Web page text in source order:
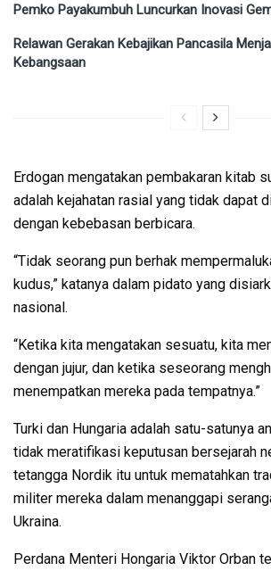
Pemko Payakumbuh Luncurkan Inovasi
Relawan Gerakan Kebajikan Pancasila
Kebangsaan
Erdogan mengatakan pembakaran kitab
adalah kejahatan rasial yang tidak dapat
dengan kebebasan berbicara.
“Tidak seorang pun berhak
kudus,” katanya dalam pidato yang
nasional.
“Ketika kita mengatakan sesuatu, kita
dengan jujur, dan ketika seseorang
menempatkan mereka pada tempatnya.”
Turki dan Hungaria adalah satu-satunya
tidak meratifikasi keputusan bersejarah
tetangga Nordik itu untuk mematahkan
militer mereka dalam menanggapi
Ukraina.
Perdana Menteri Hongaria Viktor Orban